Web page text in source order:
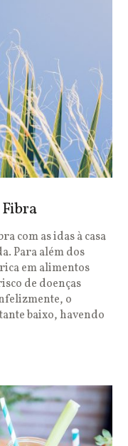
com as idas à casa
Para além dos
em alimentos
de doenças
o
baixo, havendo